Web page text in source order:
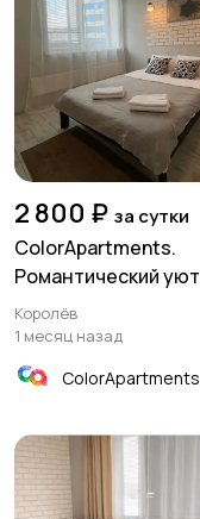
2 800 ₽ за сутки
ColorApartments.
Романтический уют
Королёв
1 месяц назад
ColorApartments